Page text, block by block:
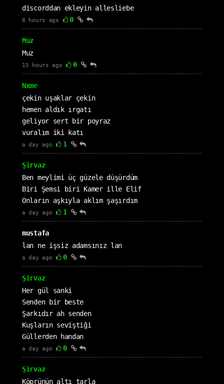
discorddan ekleyin allesliebe
8 hours ago 0
Muz
Muz
15 hours ago 0
Nxme
çekin uşaklar çekin
hemen aldık ırgatı
geliyor sert bir poyraz
vuralım iki katı
a day ago 1
Şirvaz
Ben meylimi üç güzele düşürdüm
Biri Şemsi biri Kamer ille Elif
Onların aşkıyla aklım şaşırdım
a day ago 1
mustafa
lan ne işsiz adamsınız lan
a day ago 0
Şirvaz
Her gül sanki
Senden bir beste
Şarkıdır ah senden
Kuşların seviştiği
Güllerden handan
a day ago 0
Şirvaz
Köprünün altı tarla